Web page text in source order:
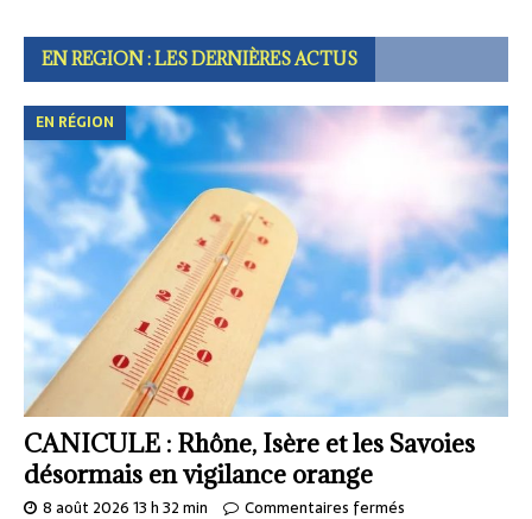
EN REGION : LES DERNIÈRES ACTUS
CANICULE : Rhône, Isère et les Savoies
désormais en vigilance orange
EN RÉGION
8 août 2026 13 h 32 min Commentaires fermés